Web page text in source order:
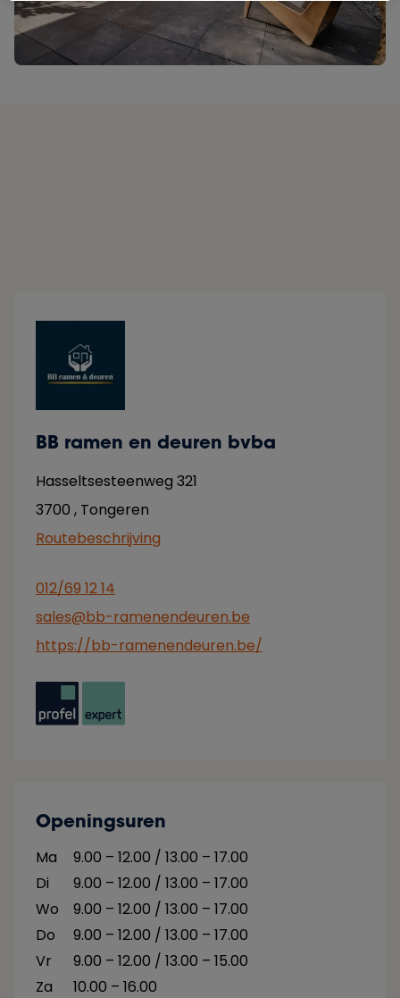
BB ramen en deuren bvba
Hasseltsesteenweg 321
3700 , Tongeren
Routebeschrijving
012/69 12 14
sales@bb-ramenendeuren.be
https://bb-ramenendeuren.be/
Openingsuren
Ma
9.00 – 12.00 / 13.00 – 17.00
Di
9.00 – 12.00 / 13.00 – 17.00
Wo
9.00 – 12.00 / 13.00 – 17.00
Do
9.00 – 12.00 / 13.00 – 17.00
Vr
9.00 – 12.00 / 13.00 – 15.00
Za
10.00 – 16.00